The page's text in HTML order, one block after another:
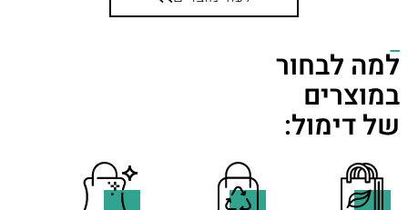
למה לבחור
במוצרים
של דימול: